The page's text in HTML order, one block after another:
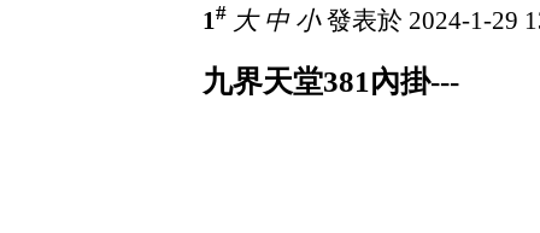
1# 大 中 小發表於 2024-1-29
九界天堂381內掛---